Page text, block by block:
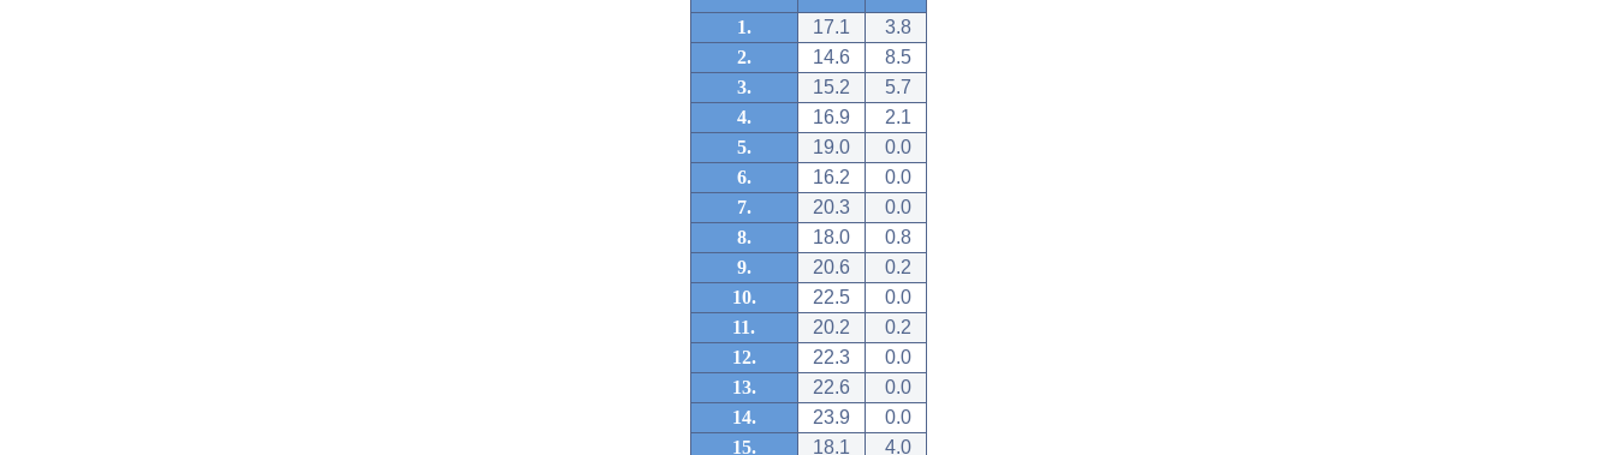
1. 17.1
3.8
2.
14.6
8.5
3.
15.2
5.7
4.
16.9
2.1
5.
19.0
0.0
6.
16.2
0.0
7.
20.3
0.0
8.
18.0
0.8
9.
20.6
0.2
10.
22.5
0.0
11.
20.2
0.2
12.
22.3
0.0
13.
22.6
0.0
14.
23.9
0.0
15.
18.1 4.0